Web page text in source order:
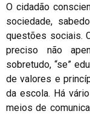
O cidadão
sociedade,
questões sociais.
preciso não
sobretudo, “se”
de valores e
da escola. Há
meios de